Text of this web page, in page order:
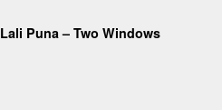
Lali Puna – Two Windows